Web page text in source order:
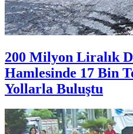
200 Milyon Liralık
Hamlesinde 17 Bin
Yollarla Buluştu